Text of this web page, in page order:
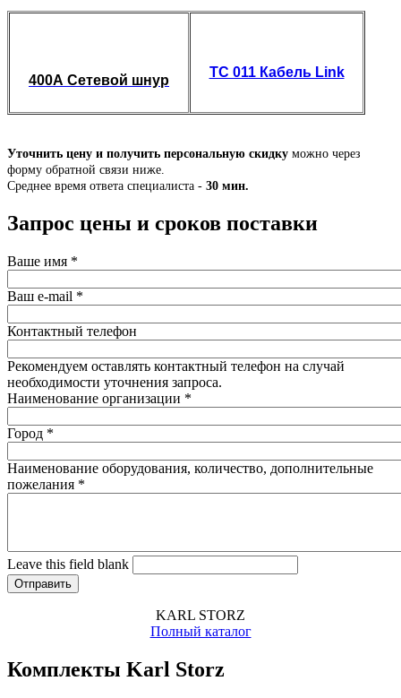
400А Сетевой шнур
TC 011 Кабель Link
Уточнить цену и получить персональную скидку можно через
форму обратной связи ниже.
Среднее время ответа специалиста - 30 мин.
Запрос цены и сроков поставки
Ваше имя *
Ваш e-mail *
Контактный телефон
Рекомендуем оставлять контактный телефон на случай
необходимости уточнения запроса.
Наименование организации *
Город *
Наименование оборудования, количество, дополнительные
пожелания *
Leave this field blank
KARL STORZ
Полный каталог
Комплекты Karl Storz